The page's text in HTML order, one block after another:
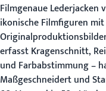
Filmgenaue Lederjacken
ikonische Filmfiguren
erfasst Kragenschnitt,
und Farbabstimmung –
Maßgeschneidert und